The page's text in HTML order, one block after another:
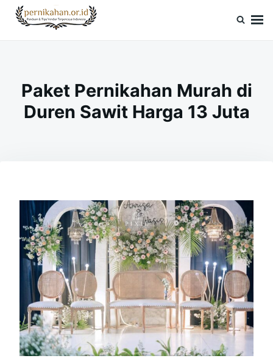
SkipSearch
for:
Paket Pernikahan Murah di
Duren Sawit Harga 13 Juta